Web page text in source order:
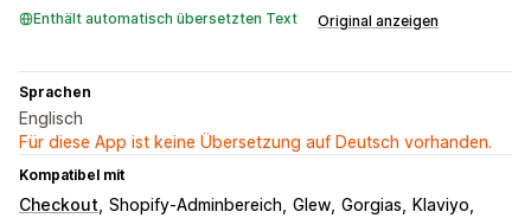
Enthält automatisch übersetzten Text Original anzeigen
Sprachen
Englisch
Für diese App ist keine Übersetzung auf Deutsch vorhanden.
Kompatibel mit
Checkout Shopify-Adminbereich Glew Gorgias
Klaviyo